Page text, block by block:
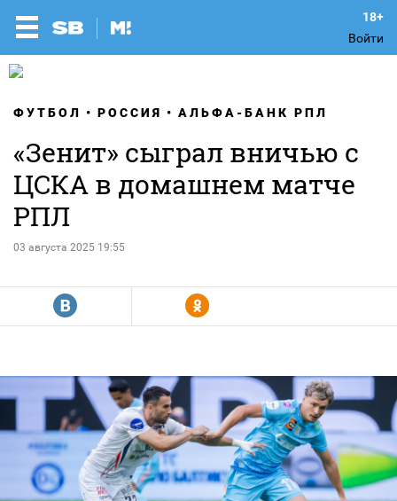
Войти
ФУТБОЛ РОССИЯ АЛЬФА-БАНК РПЛ
«Зенит» сыграл вничью с
ЦСКА в домашнем матче
РПЛ
03 августа 2025 19:55
R Y